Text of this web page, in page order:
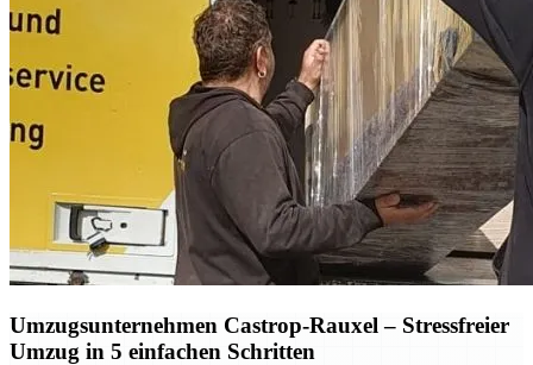
Umzugsunternehmen Castrop-Rauxel – Stressfreier
Umzug in 5 einfachen Schritten